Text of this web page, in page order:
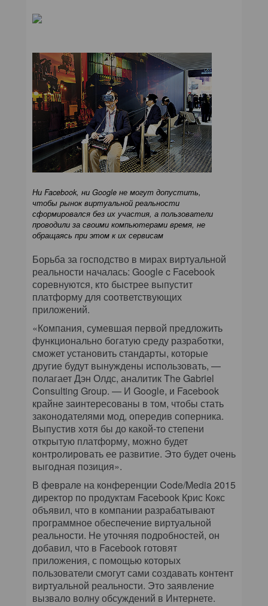
Ни Facebook, ни Google не могут допустить,
чтобы рынок виртуальной реальности
сформировался без их участия, а пользователи
проводили за своими компьютерами время, не
обращаясь при этом к их сервисам
Борьба за господство в мирах виртуальной
реальности началась: Google c Facebook
соревнуются, кто быстрее выпустит
платформу для соответствующих
приложений.
«Компания, сумевшая первой предложить
функционально богатую среду разработки,
сможет установить стандарты, которые
другие будут вынуждены использовать, —
полагает Дэн Олдс, аналитик The Gabriel
Consulting Group. — И Google, и Facebook
крайне заинтересованы в том, чтобы стать
законодателями мод, опередив соперника.
Выпустив хотя бы до какой-то степени
открытую платформу, можно будет
контролировать ее развитие. Это будет очень
выгодная позиция».
В феврале на конференции Code/Media 2015
директор по продуктам Facebook Крис Кокс
объявил, что в компании разрабатывают
программное обеспечение виртуальной
реальности. Не уточняя подробностей, он
добавил, что в Facebook готовят
приложения, с помощью которых
пользователи смогут сами создавать контент
виртуальной реальности. Это заявление
вызвало волну обсуждений в Интернете.